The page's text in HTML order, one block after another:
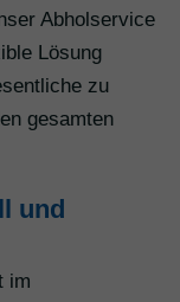
Abholservice
Lösung
zu
gesamten
und
im